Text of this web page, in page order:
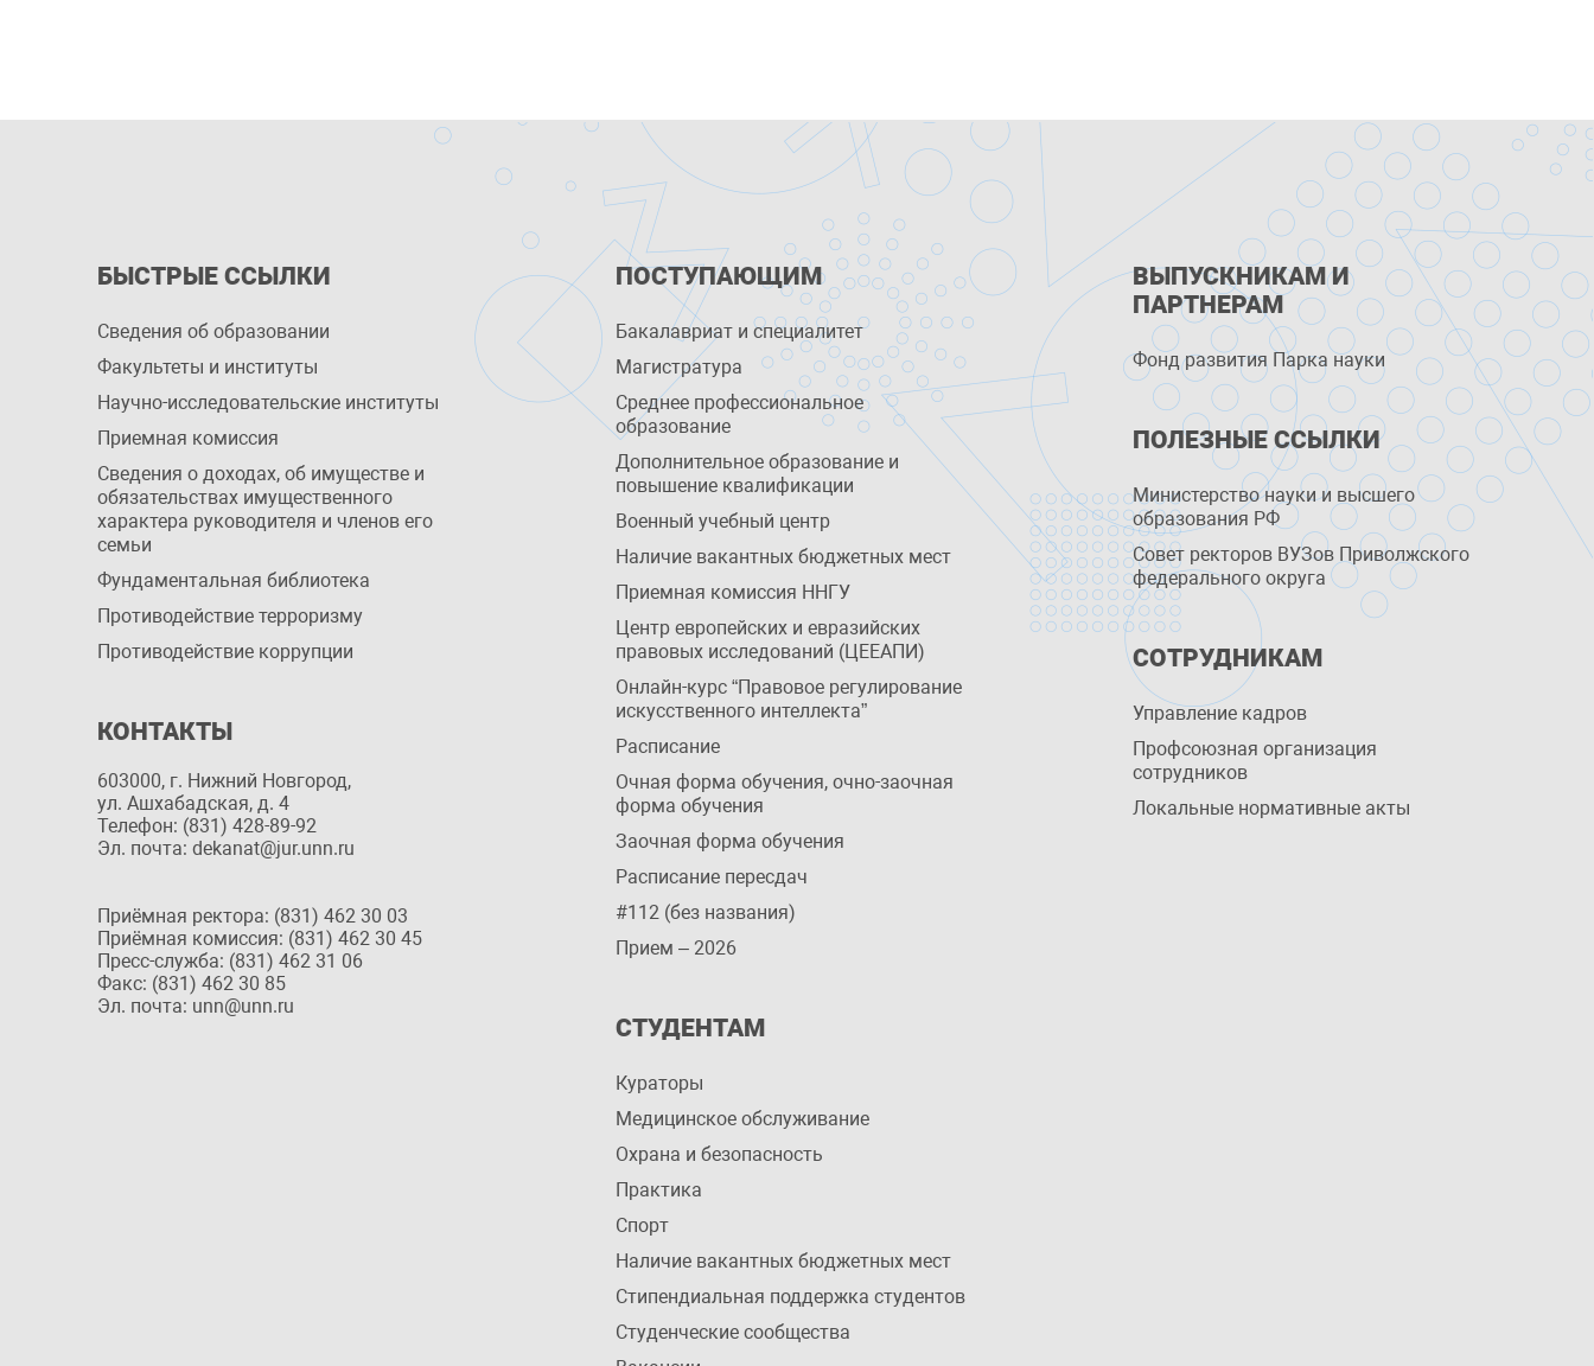
БЫСТРЫЕ ССЫЛКИ
Сведения об образовании
Факультеты и институты
Научно-исследовательские институты
Приемная комиссия
Сведения о доходах, об имуществе и
обязательствах имущественного
характера руководителя и членов его
семьи
Фундаментальная библиотека
Противодействие терроризму
Противодействие коррупции
КОНТАКТЫ
603000, г. Нижний Новгород,
ул. Ашхабадская, д. 4
Телефон: (831) 428-89-92
Эл. почта: dekanat@jur.unn.ru
Приёмная ректора: (831) 462 30 03
Приёмная комиссия: (831) 462 30 45
Пресс-служба: (831) 462 31 06
Факс: (831) 462 30 85
Эл. почта: unn@unn.ru
ПОСТУПАЮЩИМ
Бакалавриат и специалитет
Магистратура
Среднее профессиональное
образование
Дополнительное образование и
повышение квалификации
Военный учебный центр
Наличие вакантных бюджетных мест
Приемная комиссия ННГУ
Центр европейских и евразийских
правовых исследований (ЦЕЕАПИ)
Онлайн-курс “Правовое регулирование
искусственного интеллекта”
Расписание
Очная форма обучения, очно-заочная
форма обучения
Заочная форма обучения
Расписание пересдач
#112 (без названия)
Прием – 2026
СТУДЕНТАМ
Кураторы
Медицинское обслуживание
Охрана и безопасность
Практика
Спорт
Наличие вакантных бюджетных мест
Стипендиальная поддержка студентов
Студенческие сообщества
ВЫПУСКНИКАМ И
ПАРТНЕРАМ
Фонд развития Парка науки
ПОЛЕЗНЫЕ ССЫЛКИ
Министерство науки и высшего
образования РФ
Совет ректоров ВУЗов Приволжского
федерального округа
СОТРУДНИКАМ
Управление кадров
Профсоюзная организация
сотрудников
Локальные нормативные акты